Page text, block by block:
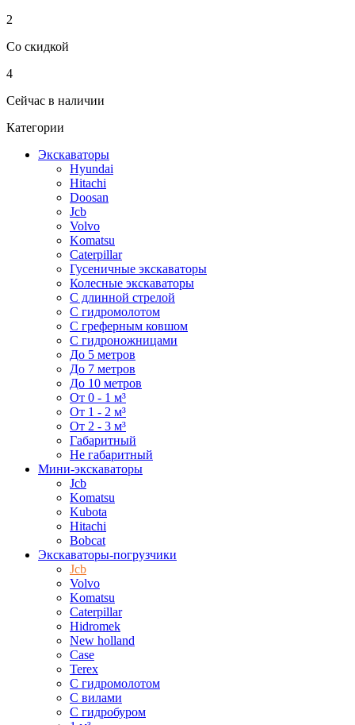
2
Со скидкой
4
Сейчас в наличии
Категории
Экскаваторы
Hyundai
Hitachi
Doosan
Jcb
Volvo
Komatsu
Caterpillar
Гусеничные экскаваторы
Колесные экскаваторы
С длинной стрелой
С гидромолотом
С греферным ковшом
С гидроножницами
До 5 метров
До 7 метров
До 10 метров
От 0 - 1 м³
От 1 - 2 м³
От 2 - 3 м³
Габаритный
Не габаритный
Мини-экскаваторы
Jcb
Komatsu
Kubota
Hitachi
Bobcat
Экскаваторы-погрузчики
Jcb
Volvo
Komatsu
Caterpillar
Hidromek
New holland
Case
Terex
С гидромолотом
С вилами
С гидробуром